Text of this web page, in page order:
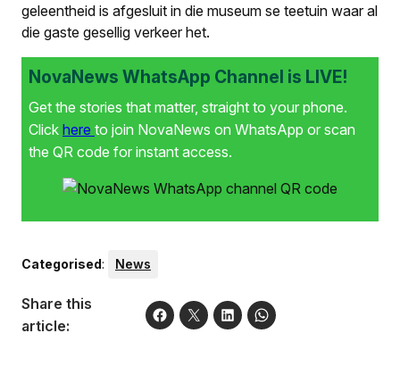
geleentheid is afgesluit in die museum se teetuin waar al
die gaste gesellig verkeer het.
NovaNews WhatsApp Channel is LIVE!
Get the stories that matter, straight to your phone.
Click here to join NovaNews on WhatsApp or scan
the QR code for instant access.
Categorised: News
Share this
article: